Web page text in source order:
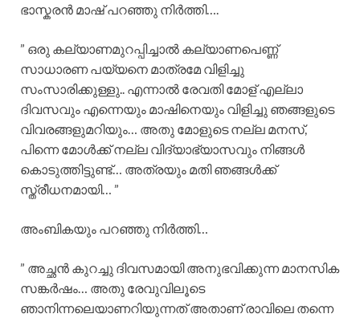
ഭാസ്കരൻ മാഷ് പറഞ്ഞു നിർത്തി….
” ഒരു കല്യാണമുറപ്പിച്ചാൽ കല്യാണപെണ്ണ്
സാധാരണ പയ്യനെ മാത്രമേ വിളിച്ചു
സംസാരിക്കുള്ളു.. എന്നാൽ രേവതി മോള് എല്ലാ
ദിവസവും എന്നെയും മാഷിനെയും വിളിച്ചു ഞങ്ങളുടെ
വിവരങ്ങളുമറിയും… അതു മോളുടെ നല്ല മനസ്,
പിന്നെ മോൾക്ക്‌ നല്ല വിദ്യാഭ്യാസവും നിങ്ങൾ
കൊടുത്തിട്ടുണ്ട്… അത്രയും മതി ഞങ്ങൾക്ക്
സ്ത്രീധനമായി… ”
അംബികയും പറഞ്ഞു നിർത്തി…
” അച്ഛൻ കുറച്ചു ദിവസമായി അനുഭവിക്കുന്ന മാനസിക
സങ്കർഷം… അതു രേവുവിലൂടെ
ഞാനിന്നലെയാണറിയുന്നത് അതാണ് രാവിലെ തന്നെ